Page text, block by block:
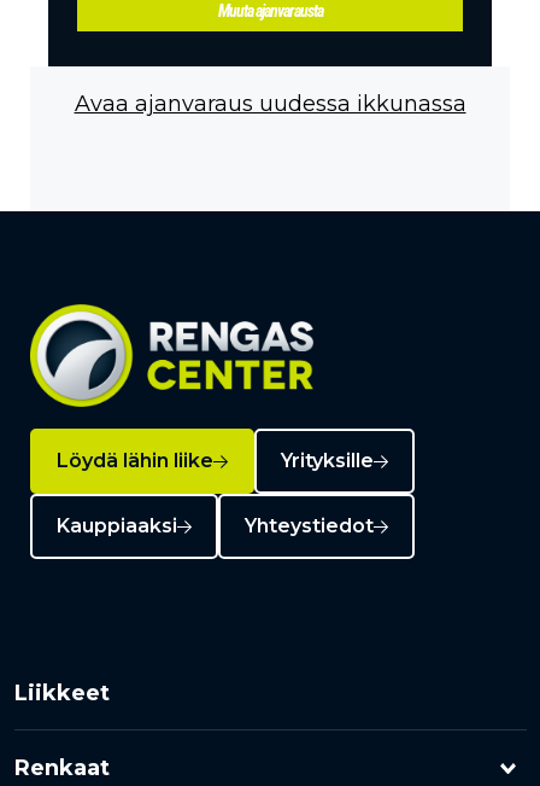
Avaa ajanvaraus uudessa ikkunassa
Löydä lähin liike Yrityksille
Kauppiaaksi Yhteystiedot
Liikkeet
Renkaat